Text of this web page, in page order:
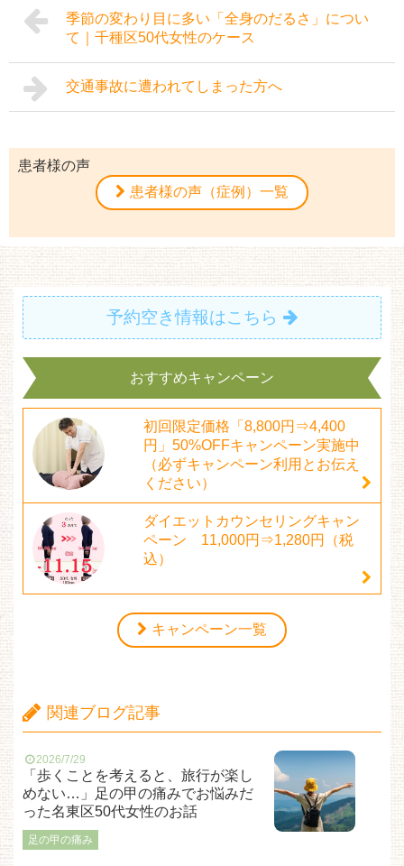
季節の変わり目に多い「全身のだるさ」につい
て｜千種区50代女性のケース
交通事故に遭われてしまった方へ
患者様の声
患者様の声（症例）一覧
予約空き情報はこちら
おすすめキャンペーン
初回限定価格「8,800円⇒4,400
円」50%OFFキャンペーン実施中
（必ずキャンペーン利用とお伝え
ください）
ダイエットカウンセリングキャン
ペーン 11,000円⇒1,280円（税
込）
キャンペーン一覧
関連ブログ記事
2026/7/29
「歩くことを考えると、旅行が楽し
めない…」足の甲の痛みでお悩みだ
った名東区50代女性のお話
足の甲の痛み